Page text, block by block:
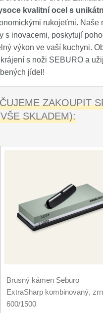
kvalitní ocel s
rukojeťmi. Naše
s inovacemi, poskytují
výkon ve vaší kuchyni.
s noži SEBURO a
jídel!
ZAKOUPIT
SKLADEM):
Brusný kámen Seburo
ExtraSharp kombinovaný,
600/1500